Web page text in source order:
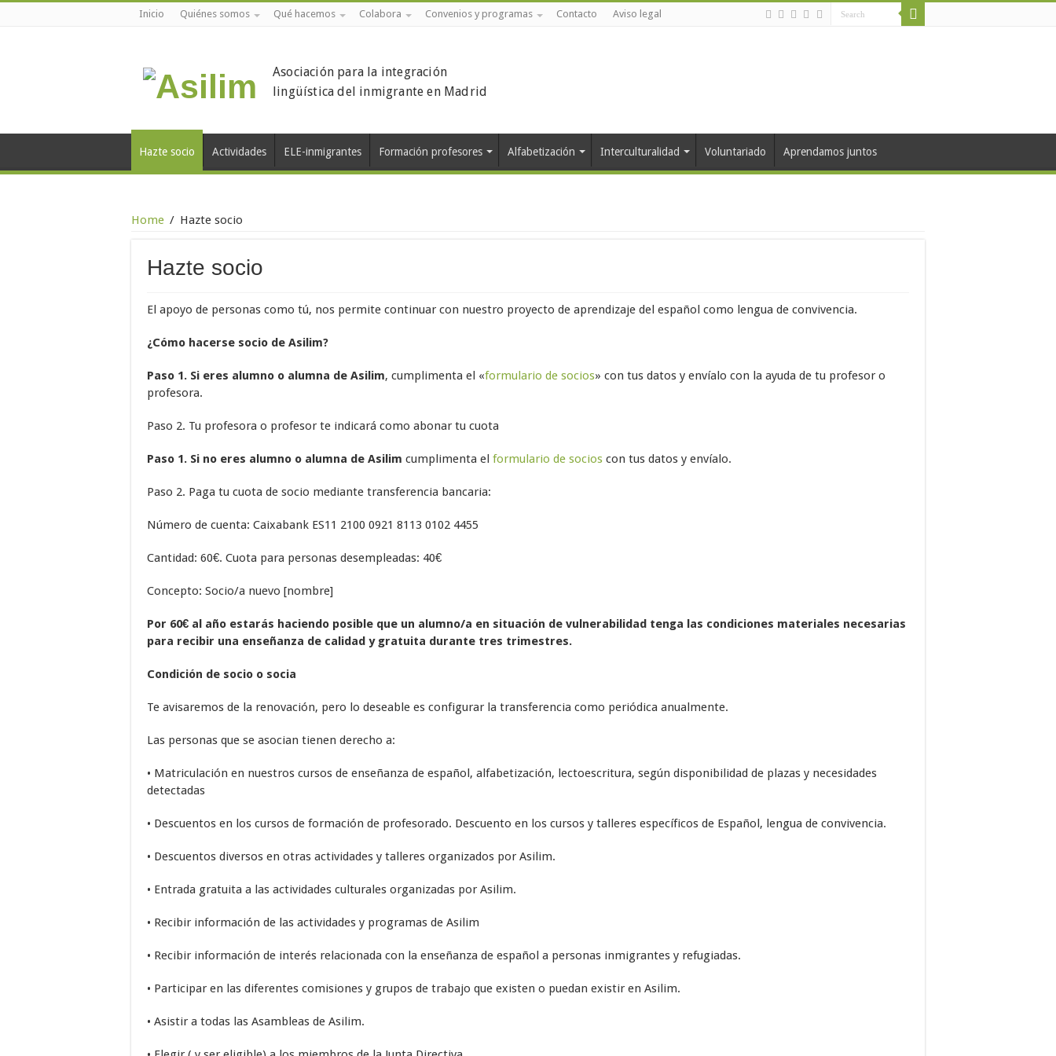
Inicio Quiénes somos Qué hacemos Colabora Convenios y programas Contacto Aviso legal
Asociación para la integración
lingüística del inmigrante en Madrid
Hazte socio Actividades ELE-inmigrantes Formación profesores Alfabetización Interculturalidad Voluntariado Aprendamos juntos
Home / Hazte socio
Hazte socio
El apoyo de personas como tú, nos permite continuar con nuestro proyecto de aprendizaje del español como lengua de convivencia.
¿Cómo hacerse socio de Asilim?
Paso 1. Si eres alumno o alumna de Asilim, cumplimenta el «formulario de socios» con tus datos y envíalo con la ayuda de tu profesor o
profesora.
Paso 2. Tu profesora o profesor te indicará como abonar tu cuota
Paso 1. Si no eres alumno o alumna de Asilim cumplimenta el formulario de socios con tus datos y envíalo.
Paso 2. Paga tu cuota de socio mediante transferencia bancaria:
Número de cuenta: Caixabank ES11 2100 0921 8113 0102 4455
Cantidad: 60€. Cuota para personas desempleadas: 40€
Concepto: Socio/a nuevo [nombre]
Por 60€ al año estarás haciendo posible que un alumno/a en situación de vulnerabilidad tenga las condiciones materiales necesarias
para recibir una enseñanza de calidad y gratuita durante tres trimestres.
Condición de socio o socia
Te avisaremos de la renovación, pero lo deseable es configurar la transferencia como periódica anualmente.
Las personas que se asocian tienen derecho a:
• Matriculación en nuestros cursos de enseñanza de español, alfabetización, lectoescritura, según disponibilidad de plazas y necesidades
detectadas
• Descuentos en los cursos de formación de profesorado. Descuento en los cursos y talleres específicos de Español, lengua de convivencia.
• Descuentos diversos en otras actividades y talleres organizados por Asilim.
• Entrada gratuita a las actividades culturales organizadas por Asilim.
• Recibir información de las actividades y programas de Asilim
• Recibir información de interés relacionada con la enseñanza de español a personas inmigrantes y refugiadas.
• Participar en las diferentes comisiones y grupos de trabajo que existen o puedan existir en Asilim.
• Asistir a todas las Asambleas de Asilim.